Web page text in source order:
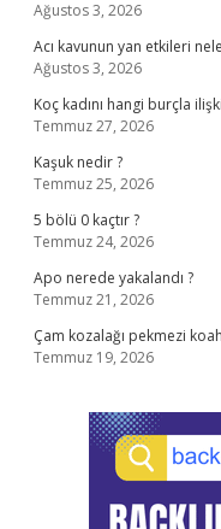
Ağustos 3, 2026
Acı kavunun yan etkileri
Ağustos 3, 2026
Koç kadını hangi burçla
Temmuz 27, 2026
Kaşuk nedir ?
Temmuz 25, 2026
5 bölü 0 kaçtır ?
Temmuz 24, 2026
Apo nerede yakalandı ?
Temmuz 21, 2026
Çam kozalağı pekmezi
Temmuz 19, 2026